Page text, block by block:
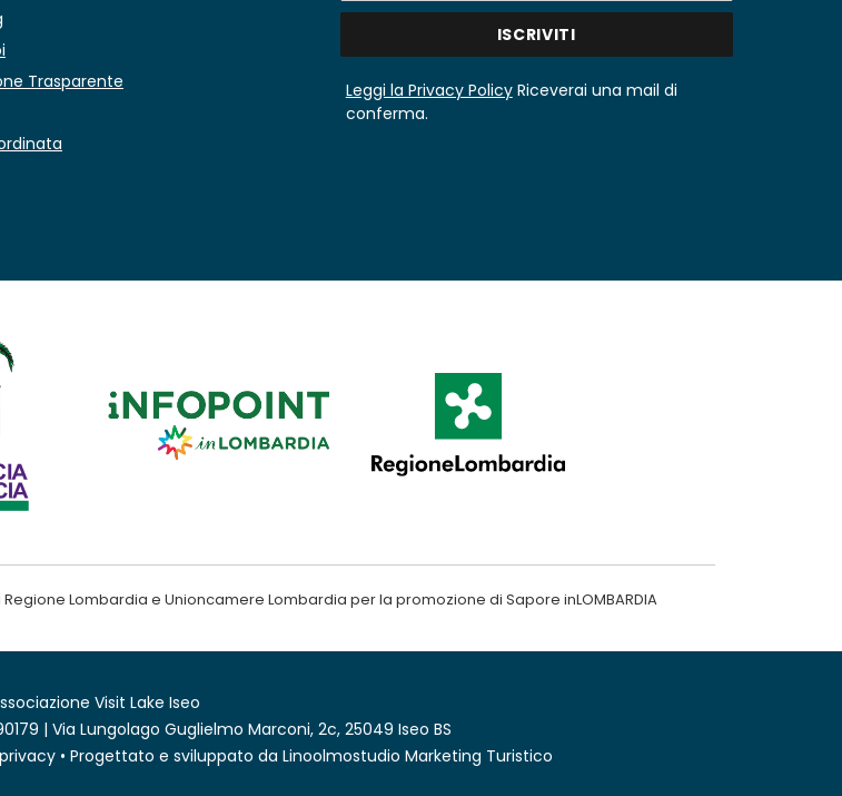
Trasparente
Leggi la Privacy PolicyRiceverai una mail di
conferma.
Lombardia e Unioncamere Lombardia per la promozione di Sapore inLOMBARDIA
Visit Lake Iseo
| Via Lungolago Guglielmo Marconi, 2c, 25049 Iseo BS
• Progettato e sviluppato da Linoolmostudio Marketing Turistico